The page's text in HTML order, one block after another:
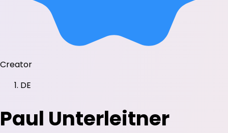
Creator
DE
Paul Unterleitner